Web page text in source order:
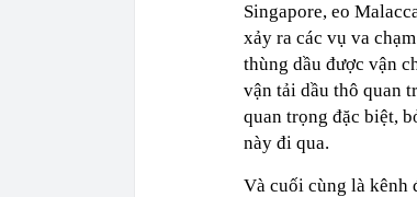
Singapore, eo
xảy ra các vụ va
thùng dầu được vận
vận tải dầu thô quan
quan trọng đặc biệt,
này đi qua.
Và cuối cùng là kênh